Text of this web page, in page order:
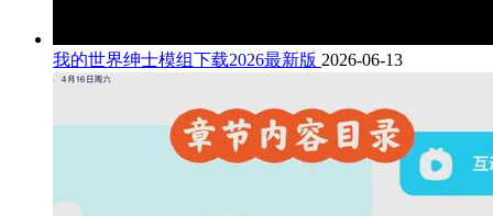
我的世界绅士模组下载2026最新版 2026-06-13